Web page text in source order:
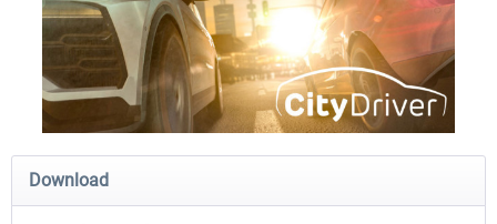
CityDriver
-20
CityDriver - Deluxe
Download